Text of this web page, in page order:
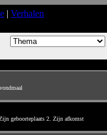
| Verhalen
geboorteplaats 2. Zijn afkomst